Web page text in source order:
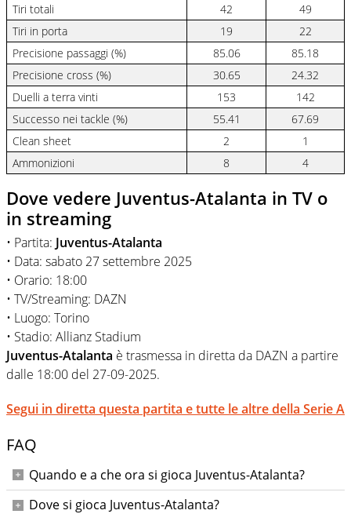
Tiri totali
42
49
Tiri in porta
19
22
Precisione passaggi (%)
85.06
85.18
Precisione cross (%)
30.65
24.32
Duelli a terra vinti
153
142
Successo nei tackle (%)
55.41
67.69
Clean sheet
2
1
Ammonizioni
8 4
Dove vedere Juventus-Atalanta in TV o
in streaming
• Partita: Juventus-Atalanta
• Data: sabato 27 settembre 2025
• Orario: 18:00
• TV/Streaming: DAZN
• Luogo: Torino
• Stadio: Allianz Stadium
Juventus-Atalanta è trasmessa in diretta da DAZN a partire
dalle 18:00 del 27-09-2025.
Segui in diretta questa partita e tutte le altre della Serie A
FAQ
Quando e a che ora si gioca Juventus-Atalanta?
Sabato 27 settembre 2025 alle ore 18:00.
Dove si gioca Juventus-Atalanta?